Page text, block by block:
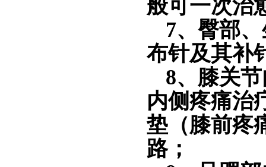
般可一次治
7、臀部
布针及其补
8、膝关
内侧疼痛治
垫（膝前疼
路；